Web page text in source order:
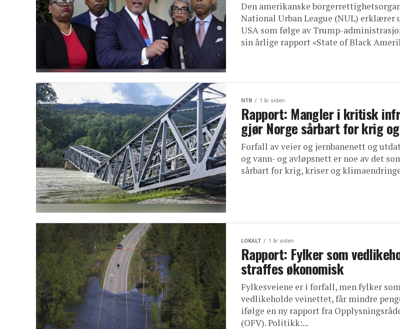
Den amerikanske
National Urban League (NUL) erklærer
USA som følge av Trump-
sin årlige rapport «State of Black
NTB 1 år siden
Rapport: Mangler i kritisk
gjør Norge sårbart for krig
Forfall av veier og jernbanenett og
og vann- og avløpsnett er noe av det
sårbart for krig, kriser og
LOKALT 1 år siden
Rapport: Fylker som
straffes økonomisk
Fylkesveiene er i forfall, men fylker
vedlikeholde veinettet, får mindre
ifølge en ny rapport fra
(OFV). Politikk:...